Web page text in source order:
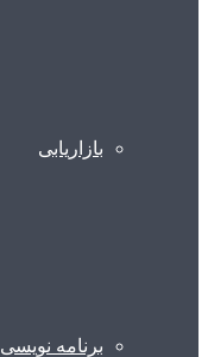
بازاریابی
برنامه نویسی